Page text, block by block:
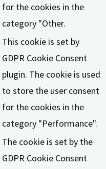
for the cookies in the
category "Other.
This cookie is set by
GDPR Cookie Consent
plugin. The cookie is used
to store the user consent
for the cookies in the
category "Performance".
The cookie is set by the
GDPR Cookie Consent